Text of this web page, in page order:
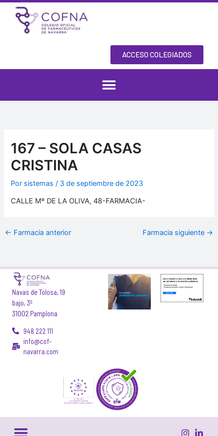
Ir
contenido
ACCESO COLEGIADOS
167 – SOLA CASAS
CRISTINA
Por sistemas/ 3 de septiembre de 2023
CALLE Mº DE LA OLIVA, 48-FARMACIA-
← Farmacia anterior Farmacia siguiente →
Navas de Tolosa, 19
bajo, 3º
31002 Pamplona
948 222 111
info@cof-
navarra.com